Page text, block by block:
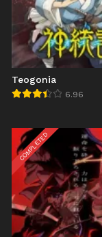
Teogonia
6.96
COMPLETED